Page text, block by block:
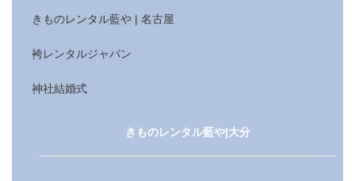
きものレンタル藍や | 名古屋
袴レンタルジャパン
神社結婚式
きものレンタル藍や|大分